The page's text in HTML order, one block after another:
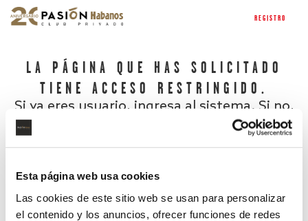
Esta página web usa cookies
Las cookies de este sitio web se usan para personalizar
el contenido y los anuncios, ofrecer funciones de redes
REGISTRO
LA PÁGINA QUE HAS SOLICITADO
TIENE ACCESO RESTRINGIDO.
Si ya eres usuario, ingresa al sistema. Si no,